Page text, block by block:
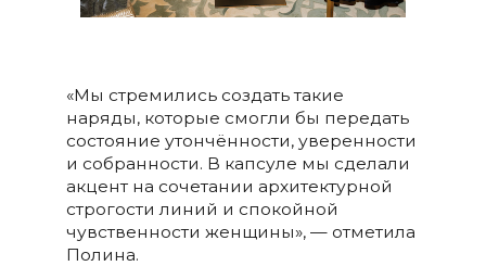
«Мы стремились создать такие
наряды, которые смогли бы передать
состояние утончённости, уверенности
и собранности. В капсуле мы сделали
акцент на сочетании архитектурной
строгости линий и спокойной
чувственности женщины», — отметила
Полина.